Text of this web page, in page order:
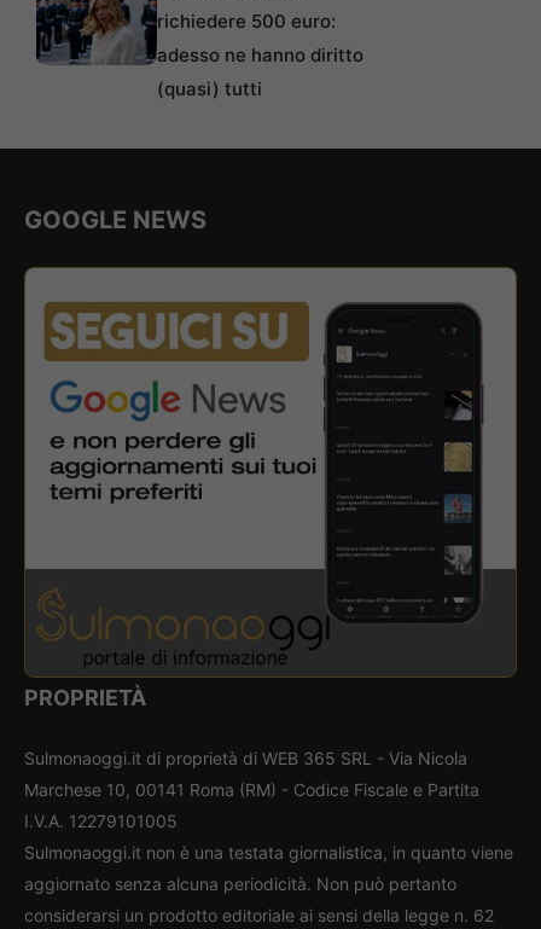
richiedere 500 euro:
adesso ne hanno diritto
(quasi) tutti
GOOGLE NEWS
PROPRIETÀ
Sulmonaoggi.it di proprietà di WEB 365 SRL - Via Nicola
Marchese 10, 00141 Roma (RM) - Codice Fiscale e Partita
I.V.A. 12279101005
Sulmonaoggi.it non è una testata giornalistica, in quanto viene
aggiornato senza alcuna periodicità. Non può pertanto
considerarsi un prodotto editoriale ai sensi della legge n. 62